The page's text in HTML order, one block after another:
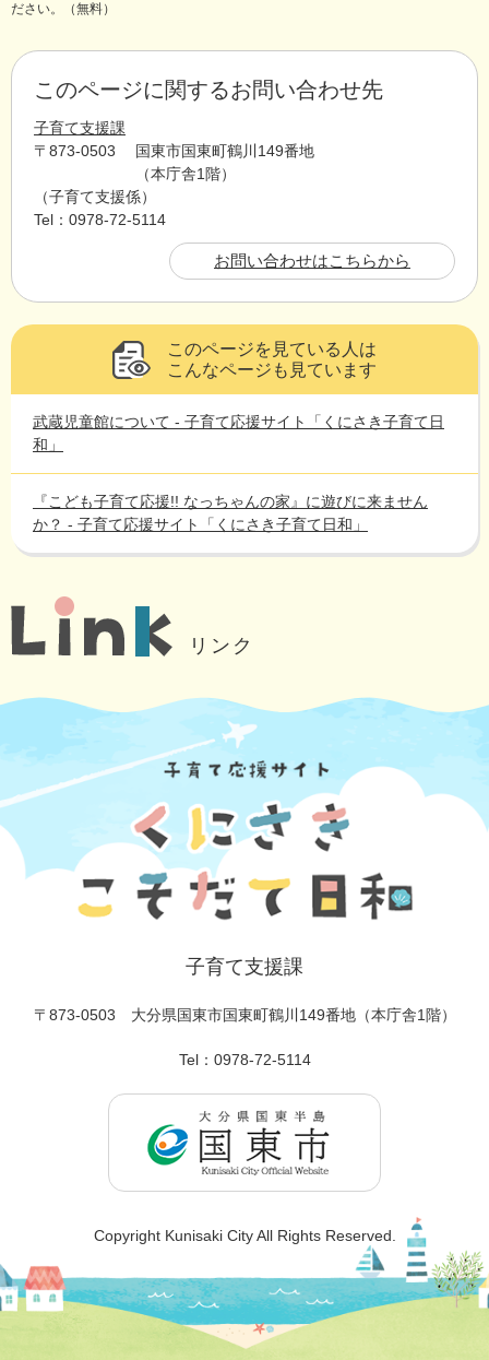
ださい。（無料）
このページに関するお問い合わせ先
子育て支援課
〒873-0503
国東市国東町鶴川149番地
（本庁舎1階）
子育て支援係
Tel：0978-72-5114
お問い合わせはこちらから
このページを見ている人は
こんなページも見ています
武蔵児童館について - 子育て応援サイト「くにさき子育て日
和」
『こども子育て応援!! なっちゃんの家』に遊びに来ません
か？ - 子育て応援サイト「くにさき子育て日和」
リンク
子育て支援課
〒873-0503 大分県国東市国東町鶴川149番地（本庁舎1階）
Tel：0978-72-5114
Copyright Kunisaki City All Rights Reserved.